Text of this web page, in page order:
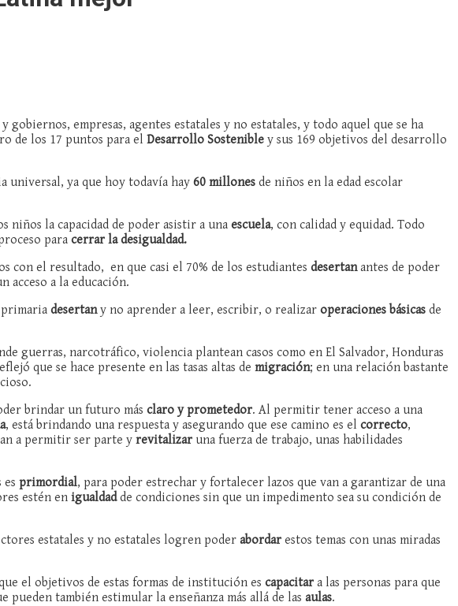
empresas, agentes estatales y no estatales, y todo aquel que se ha
de los 17 puntos para el Desarrollo Sostenible y sus 169 objetivos del desarrollo
universal, ya que hoy todavía hay 60 millones de niños en la edad escolar
niños la capacidad de poder asistir a una escuela, con calidad y equidad. Todo
para cerrar la desigualdad.
con el resultado, en que casi el 70% de los estudiantes desertanantes de poder
acceso a la educación.
primaria desertany no aprender a leer, escribir, o realizar operaciones básicas de
guerras, narcotráfico, violencia plantean casos como en El Salvador, Honduras
que se hace presente en las tasas altas de migración; en una relación bastante
brindar un futuro más claro y prometedor. Al permitir tener acceso a una
, está brindando una respuesta y asegurando que ese camino es el correcto,
a permitir ser parte y revitalizar una fuerza de trabajo, unas habilidades
primordial, para poder estrechar y fortalecer lazos que van a garantizar de una
estén en igualdadde condiciones sin que un impedimento sea su condición de
estatales y no estatales logren poder abordar estos temas con unas miradas
el objetivos de estas formas de institución es capacitar a las personas para que
también estimular la enseñanza más allá de las aulas.